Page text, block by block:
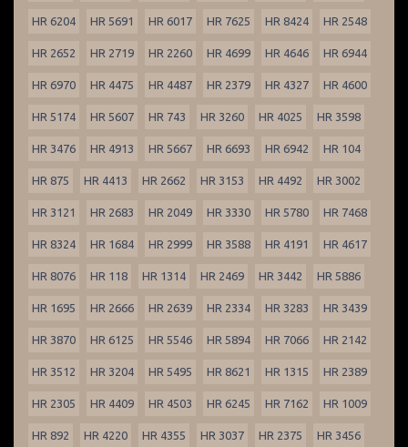
HR 6204 HR 5691 HR 6017 HR 7625 HR 8424 HR 2548
HR 2652 HR 2719 HR 2260 HR 4699 HR 4646 HR 6944
HR 6970 HR 4475 HR 4487 HR 2379 HR 4327 HR 4600
HR 5174 HR 5607 HR 743 HR 3260 HR 4025 HR 3598
HR 3476 HR 4913 HR 5667 HR 6693 HR 6942 HR 104
HR 875 HR 4413 HR 2662 HR 3153 HR 4492 HR 3002
HR 3121 HR 2683 HR 2049 HR 3330 HR 5780 HR 7468
HR 8324 HR 1684 HR 2999 HR 3588 HR 4191 HR 4617
HR 8076 HR 118 HR 1314 HR 2469 HR 3442 HR 5886
HR 1695 HR 2666 HR 2639 HR 2334 HR 3283 HR 3439
HR 3870 HR 6125 HR 5546 HR 5894 HR 7066 HR 2142
HR 3512 HR 3204 HR 5495 HR 8621 HR 1315 HR 2389
HR 2305 HR 4409 HR 4503 HR 6245 HR 7162 HR 1009
HR 892 HR 4220 HR 4355 HR 3037 HR 2375 HR 3456